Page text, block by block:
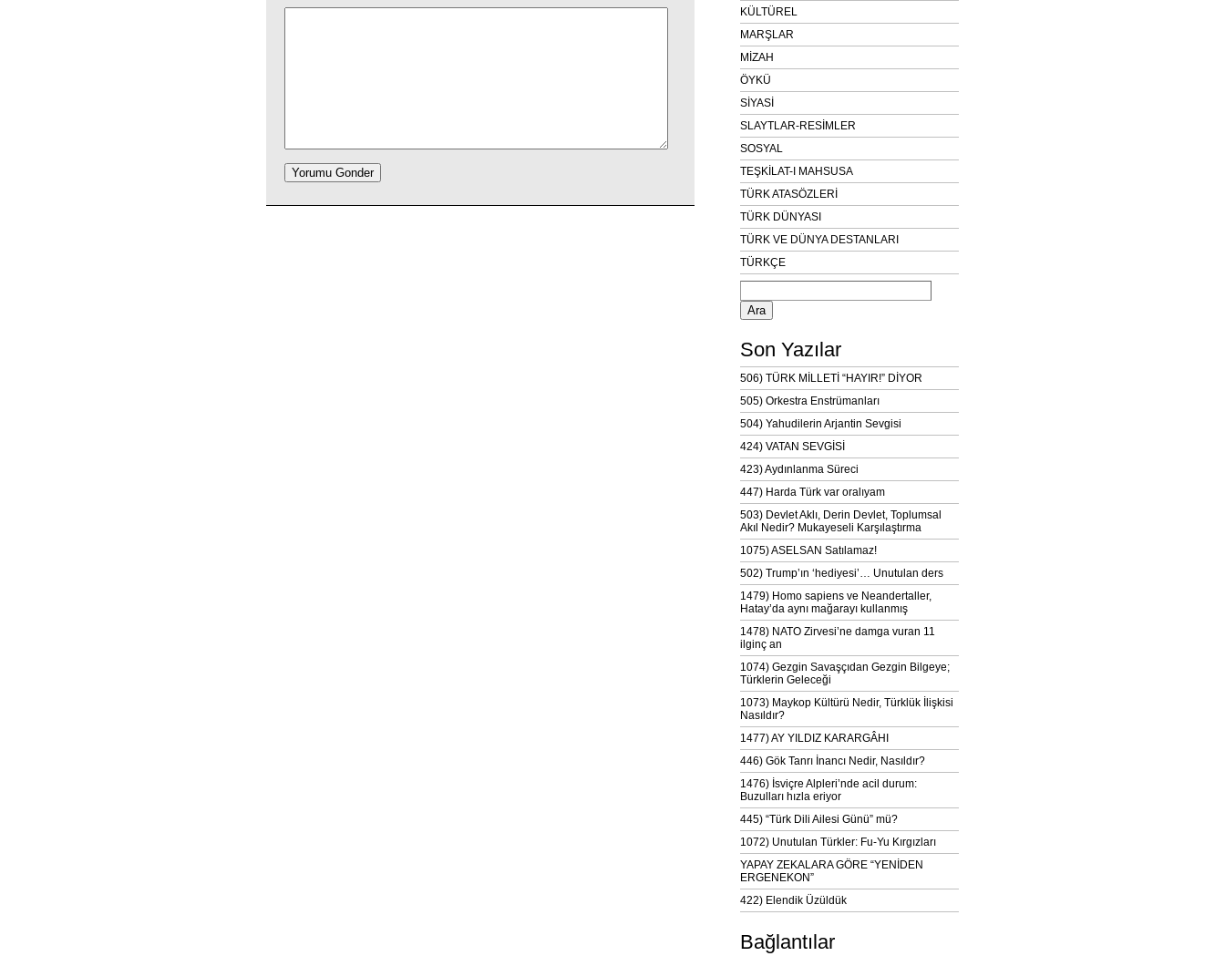
KÜLTÜREL
MARŞLAR
MİZAH
ÖYKÜ
SİYASİ
SLAYTLAR-RESİMLER
SOSYAL
TEŞKİLAT-I MAHSUSA
TÜRK ATASÖZLERİ
TÜRK DÜNYASI
TÜRK VE DÜNYA DESTANLARI
TÜRKÇE
Arama:
Son Yazılar
506) TÜRK MİLLETİ “HAYIR!” DİYOR
505) Orkestra Enstrümanları
504) Yahudilerin Arjantin Sevgisi
424) VATAN SEVGİSİ
423) Aydınlanma Süreci
447) Harda Türk var oralıyam
503) Devlet Aklı, Derin Devlet, Toplumsal
Akıl Nedir? Mukayeseli Karşılaştırma
1075) ASELSAN Satılamaz!
502) Trump’ın ‘hediyesi’… Unutulan ders
1479) Homo sapiens ve Neandertaller,
Hatay’da aynı mağarayı kullanmış
1478) NATO Zirvesi’ne damga vuran 11
ilginç an
1074) Gezgin Savaşçıdan Gezgin Bilgeye;
Türklerin Geleceği
1073) Maykop Kültürü Nedir, Türklük İlişkisi
Nasıldır?
1477) AY YILDIZ KARARGÂHI
446) Gök Tanrı İnancı Nedir, Nasıldır?
1476) İsviçre Alpleri’nde acil durum:
Buzulları hızla eriyor
445) “Türk Dili Ailesi Günü” mü?
1072) Unutulan Türkler: Fu-Yu Kırgızları
YAPAY ZEKALARA GÖRE “YENİDEN
ERGENEKON”
422) Elendik Üzüldük
Bağlantılar